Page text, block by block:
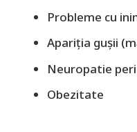
Probleme cu
Apariția gușii
Neuropatie
Obezitate